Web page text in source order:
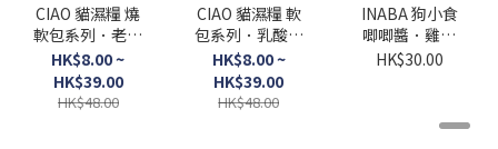
CIAO 貓濕糧 燒
軟包系列．老貓
用 鰹魚+干貝
50g
HK$8.00 ~
HK$39.00
HK$48.00
CIAO 貓濕糧 軟
包系列．乳酸菌
湯 鰹魚+雞肉
+柴魚片口味
40g
HK$8.00 ~
HK$39.00
HK$48.00
INABA 狗小食
唧唧醬．雞肉
+牛肉果凍15g
HK$30.00